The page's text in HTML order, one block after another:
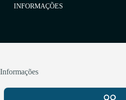
INFORMAÇÕES
Informações